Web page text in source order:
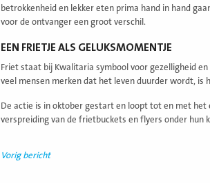
betrokkenheid en lekker eten prima hand in hand
voor de ontvanger een groot verschil.
EEN FRIETJE ALS GELUKSMOMENTJE
Friet staat bij Kwalitaria symbool voor gezelligheid
veel mensen merken dat het leven duurder wordt, is
De actie is in oktober gestart en loopt tot en met het
verspreiding van de frietbuckets en flyers onder hun
Vorig bericht